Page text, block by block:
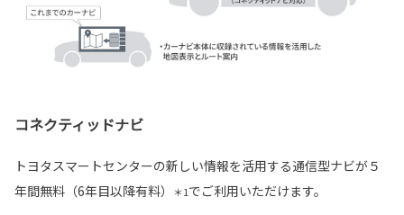
コネクティッドナビ
トヨタスマートセンターの新しい情報を活用する通信型ナビが５
年間無料（6年目以降有料）
＊1でご利用いただけます。